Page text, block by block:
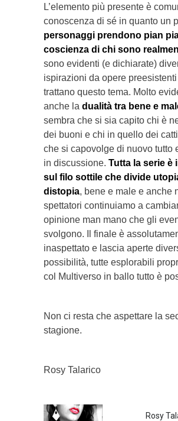
L’elemento più presente è
conoscenza di sé in quanto un
personaggi prendono pian
coscienza di chi sono
sono evidenti (e dichiarate)
ispirazioni da opere
trattano questo tema. Molto
anche la dualità tra bene e
sembra che si sia capito chi è
dei buoni e chi in quello dei
che si capovolge di nuovo tutto
in discussione. Tutta la serie è
sul filo sottile che divide
distopia, bene e male e anche
spettatori continuiamo a
opinione man mano che gli
svolgono. Il finale è
inaspettato e lascia aperte
possibilità, tutte esplorabili
col Multiverso in ballo tutto è
Non ci resta che aspettare la
stagione.
Rosy Talarico
Rosy